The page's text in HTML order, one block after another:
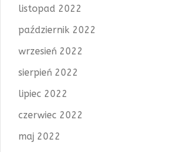
listopad 2022
październik 2022
wrzesień 2022
sierpień 2022
lipiec 2022
czerwiec 2022
maj 2022